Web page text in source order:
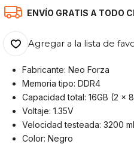
ENVÍO GRATIS A TODO
Agregar a la lista de
Fabricante: Neo Forza
Memoria tipo: DDR4
Capacidad total: 16GB (2 x
Voltaje: 1.35V
Velocidad testeada: 3200
Color: Negro